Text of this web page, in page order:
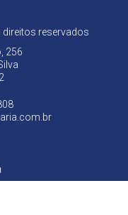
direitos reservados
256